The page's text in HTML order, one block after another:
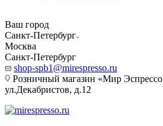
Ваш город
Санкт-Петербург
Москва
Санкт-Петербург
shop-spb1@mirespresso.ru
Розничный магазин «Мир
ул.Декабристов, д.12